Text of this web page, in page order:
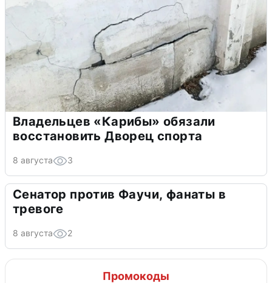
Владельцев «Карибы» обязали
восстановить Дворец спорта
8 августа 3
Сенатор против Фаучи, фанаты в
тревоге
8 августа 2
Промокоды